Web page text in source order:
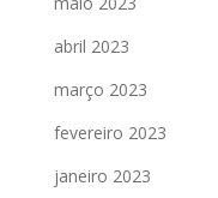
abril 2023
março 2023
fevereiro 2023
janeiro 2023